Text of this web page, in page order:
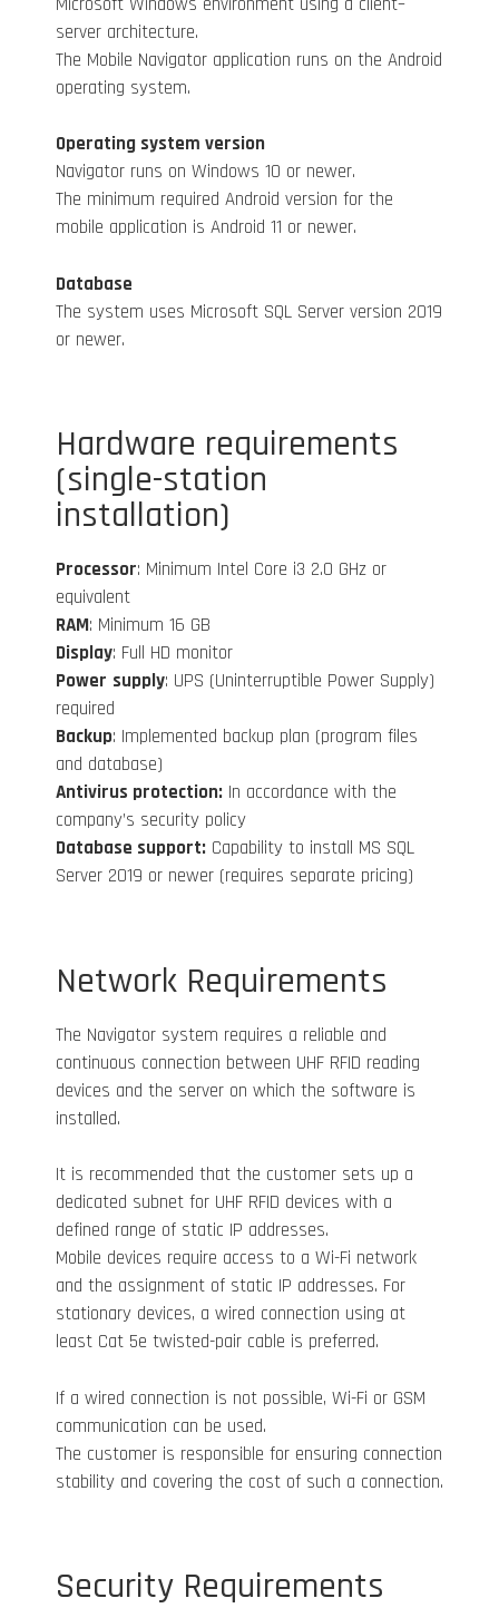
server architecture.
The Mobile Navigator application runs on the Android
operating system.
Operating system version
Navigator runs on Windows 10 or newer.
The minimum required Android version for the
mobile application is Android 11 or newer.
Database
The system uses Microsoft SQL Server version 2019
or newer.
Hardware requirements
(single-station
installation)
Processor: Minimum Intel Core i3 2.0 GHz or
equivalent
RAM: Minimum 16 GB
Display: Full HD monitor
Power supply: UPS (Uninterruptible Power Supply)
required
Backup: Implemented backup plan (program files
and database)
Antivirus protection: In accordance with the
company’s security policy
Database support: Capability to install MS SQL
Server 2019 or newer (requires separate pricing)
Network Requirements
The Navigator system requires a reliable and
continuous connection between UHF RFID reading
devices and the server on which the software is
installed.
It is recommended that the customer sets up a
dedicated subnet for UHF RFID devices with a
defined range of static IP addresses.
Mobile devices require access to a Wi-Fi network
and the assignment of static IP addresses. For
stationary devices, a wired connection using at
least Cat 5e twisted-pair cable is preferred.
If a wired connection is not possible, Wi-Fi or GSM
communication can be used.
The customer is responsible for ensuring connection
stability and covering the cost of such a connection.
Security Requirements